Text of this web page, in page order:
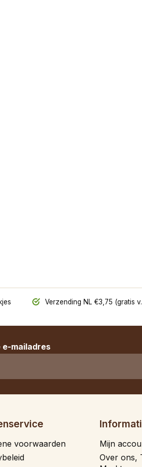
Verzending NL €3,75 (gratis
e-mailadres
voorwaarden
Mijn
Over ons,